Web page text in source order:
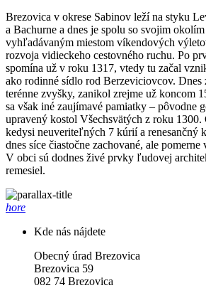
Brezovica v okrese Sabinov leží na styku
a Bachurne a dnes je spolu so svojim
vyhľadávaným miestom víkendových
rozvoja vidieckeho cestovného ruchu. Po
spomína už v roku 1317, vtedy tu začal
ako rodinné sídlo rod Berzeviciovcov. Dnes
terénne zvyšky, zanikol zrejme už koncom
sa však iné zaujímavé pamiatky – pôvodne
upravený kostol Všechsvätých z roku
kedysi neuveriteľných 7 kúrií a renesančný
dnes síce čiastočne zachované, ale pomerne
V obci sú dodnes živé prvky ľudovej
remesiel.
hore
Kde nás nájdete
Obecný úrad Brezovica
Brezovica 59
082 74 Brezovica